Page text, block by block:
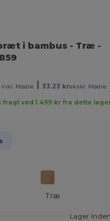
i bambus - Træ -
inkl. Mødre 33.23 krekskl. Mødre
fragt ved 1 499 kr fra dette
Træ
Lager